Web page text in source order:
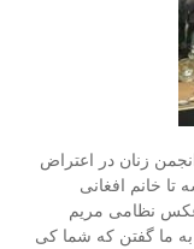
زنان در اعتراض
خانم افغانی
عکس نظامی مریم
ما گفتن که شما کی